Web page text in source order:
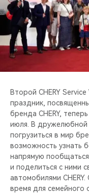
CHERY И СПОРТ
НАШИ МЕРОПРИЯТИЯ
CHERY ДЛЯ ДЕТЕЙ
Второй CHERY
праздник,
бренда CHERY,
июля. В дружелюбной
погрузиться в мир
возможность узнать
напрямую
и поделиться с ними
автомобилями
время для семейного